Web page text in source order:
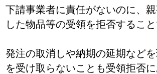
下請事業者に責任がないのに、
した物品等の受領を拒否すること
発注の取消しや納期の延期など
を受け取らないことも受領拒否に